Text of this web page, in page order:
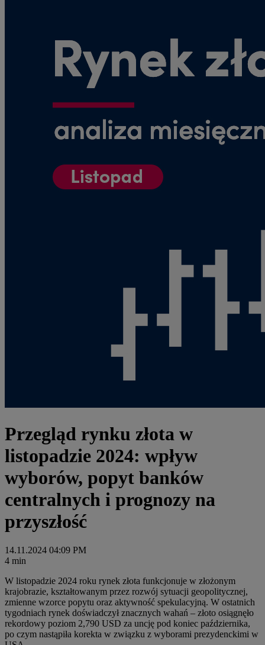
Przegląd rynku złota w
listopadzie 2024: wpływ
wyborów, popyt banków
centralnych i prognozy na
przyszłość
14.11.2024 04:09 PM
4 min
W listopadzie 2024 roku rynek złota funkcjonuje w złożonym
krajobrazie, kształtowanym przez rozwój sytuacji geopolitycznej,
zmienne wzorce popytu oraz aktywność spekulacyjną. W ostatnich
tygodniach rynek doświadczył znacznych wahań – złoto osiągnęło
rekordowy poziom 2,790 USD za uncję pod koniec października,
po czym nastąpiła korekta w związku z wyborami prezydenckimi w